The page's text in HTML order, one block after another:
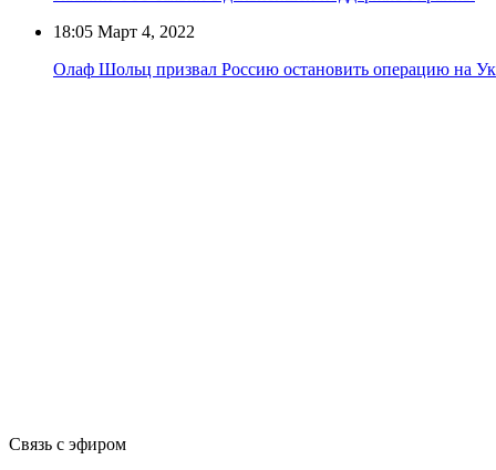
18:05 Март 4, 2022
Олаф Шольц призвал Россию остановить операцию на
Связь с эфиром